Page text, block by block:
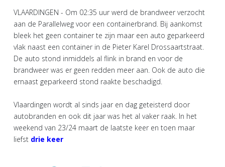
VLAARDINGEN - Om 02:35 uur werd de brandweer verzocht
aan de Parallelweg voor een containerbrand. Bij aankomst
bleek het geen container te zijn maar een auto geparkeerd
vlak naast een container in de Pieter Karel Drossaartstraat.
De auto stond inmiddels al flink in brand en voor de
brandweer was er geen redden meer aan. Ook de auto die
ernaast geparkeerd stond raakte beschadigd.
Vlaardingen wordt al sinds jaar en dag geteisterd door
autobranden en ook dit jaar was het al vaker raak. In het
weekend van 23/24 maart de laatste keer en toen maar
liefst drie keer